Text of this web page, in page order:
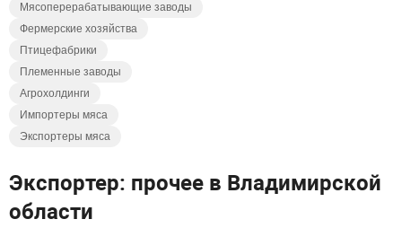
Мясоперерабатывающие заводы
Фермерские хозяйства
Птицефабрики
Племенные заводы
Агрохолдинги
Импортеры мяса
Экспортеры мяса
Экспортер: прочее в Владимирской
области